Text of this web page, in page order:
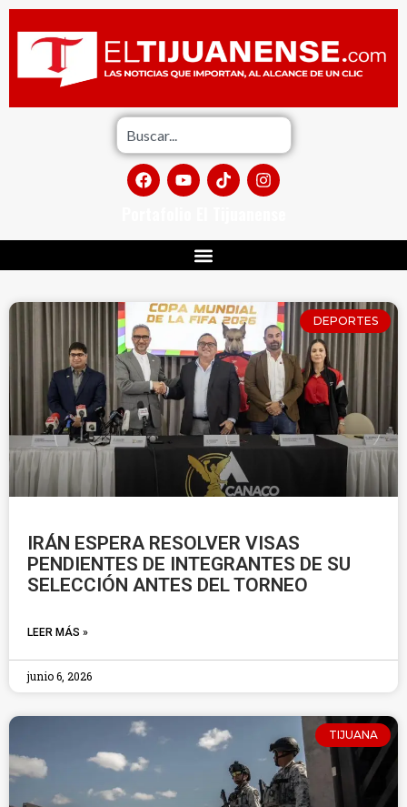
DEPORTES
IRÁN ESPERA RESOLVER VISAS
PENDIENTES DE INTEGRANTES DE SU
SELECCIÓN ANTES DEL TORNEO
LEER MÁS »
junio 6, 2026
TIJUANA